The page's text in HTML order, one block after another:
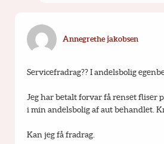
Annegrethe jakobsen
Servicefradrag?? I andelsbolig
Jeg har betalt forvar få renset fliser
i min andelsbolig af aut behandlet.
Kan jeg få fradrag.